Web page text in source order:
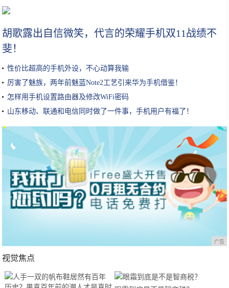
胡歌露出自信微笑，代言的荣耀手机双11战绩不
斐！
性价比超高的手机外设，不心动算我输
厉害了魅族，两年前魅蓝Note2工艺引来华为手机借鉴！
怎样用手机设置路由器及修改WiFi密码
山东移动、联通和电信同时做了一件事，手机用户有福了！
广告
视觉焦点